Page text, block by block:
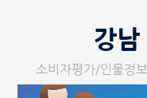
강남
소비자평가/인물정